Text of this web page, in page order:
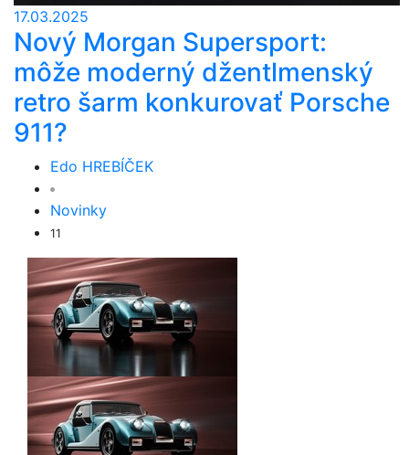
17.03.2025
Nový Morgan Supersport:
môže moderný džentlmenský
retro šarm konkurovať Porsche
911?
Edo HREBÍČEK
Novinky
11